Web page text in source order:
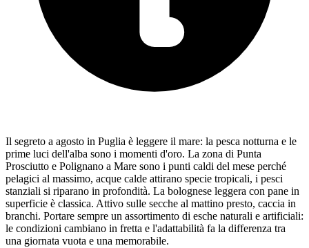
Il segreto a agosto in Puglia è leggere il mare: la pesca notturna e le
prime luci dell'alba sono i momenti d'oro. La zona di Punta
Prosciutto e Polignano a Mare sono i punti caldi del mese perché
pelagici al massimo, acque calde attirano specie tropicali, i pesci
stanziali si riparano in profondità. La bolognese leggera con pane in
superficie è classica. Attivo sulle secche al mattino presto, caccia in
branchi. Portare sempre un assortimento di esche naturali e artificiali:
le condizioni cambiano in fretta e l'adattabilità fa la differenza tra
una giornata vuota e una memorabile.